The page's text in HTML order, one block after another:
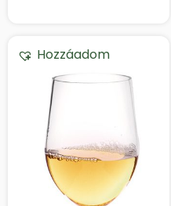
Hozzáadom